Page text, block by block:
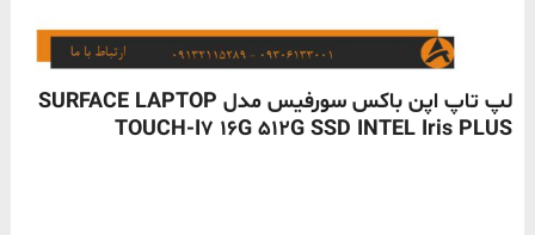
ناموجود
لپ تاپ اپن باکس سورفیس مدل SURFACE LAPTOP
TOUCH-I7 16G 512G SSD INTEL Iris PLUS